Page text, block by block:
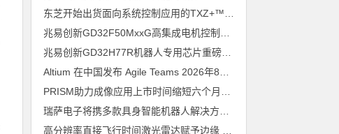
兆易创新GD32H77R机器人专用芯片重磅亮相，精准赋能伺服驱动与关节控制
Altium 在中国发布 Agile Teams 2026年8月6日